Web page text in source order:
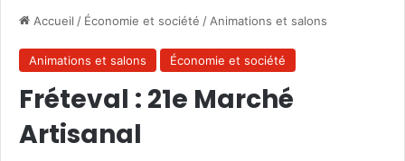
Accueil / Économie et société / Animations et salons
Animations et salons Économie et société
Fréteval : 21e Marché
Artisanal